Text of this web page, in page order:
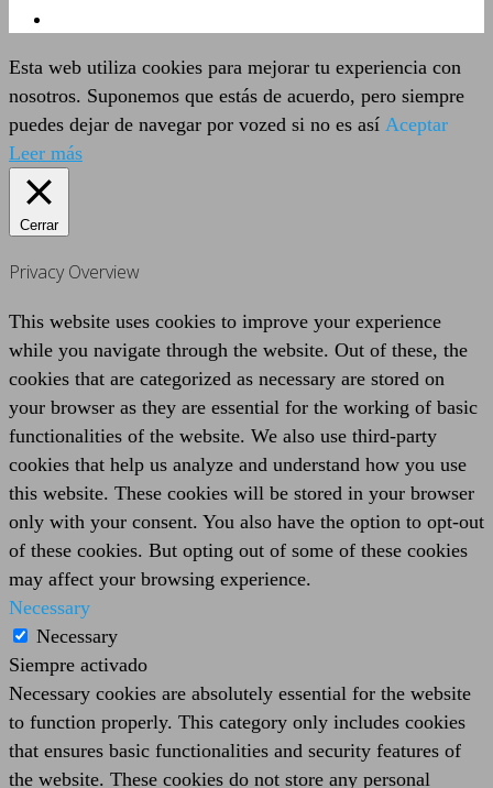
Esta web utiliza cookies para mejorar tu experiencia con
nosotros. Suponemos que estás de acuerdo, pero siempre
puedes dejar de navegar por vozed si no es así Aceptar
Leer más
Cerrar
Privacy Overview
This website uses cookies to improve your experience
while you navigate through the website. Out of these, the
cookies that are categorized as necessary are stored on
your browser as they are essential for the working of basic
functionalities of the website. We also use third-party
cookies that help us analyze and understand how you use
this website. These cookies will be stored in your browser
only with your consent. You also have the option to opt-out
of these cookies. But opting out of some of these cookies
may affect your browsing experience.
Necessary
Necessary
Siempre activado
Necessary cookies are absolutely essential for the website
to function properly. This category only includes cookies
that ensures basic functionalities and security features of
the website. These cookies do not store any personal